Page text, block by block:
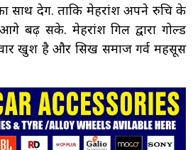
साथ देगें. ताकि मेहरांश अपने रुचि के
बढ़ सके. मेहरांश गिल द्वारा गोल्ड
खुश है और सिख समाज गर्व महसूस